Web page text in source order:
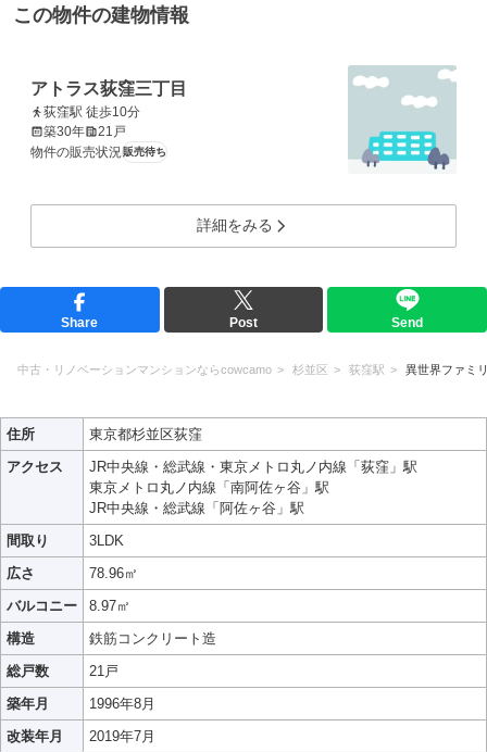
この物件の建物情報
アトラス荻窪三丁目
荻窪駅 徒歩10分
築30年
21戸
物件の販売状況販売待ち
詳細をみる
Share Post Send
中古・リノベーションマンションならcowcamo 杉並区 荻窪駅 異世界ファミ
住所
東京都杉並区荻窪
アクセス
JR中央線・総武線・東京メトロ丸ノ内線「荻窪」駅
東京メトロ丸ノ内線「南阿佐ヶ谷」駅
JR中央線・総武線「阿佐ヶ谷」駅
間取り
3LDK
広さ
78.96㎡
バルコニー
8.97㎡
構造
鉄筋コンクリート造
総戸数
21戸
築年月
1996年8月
改装年月
2019年7月